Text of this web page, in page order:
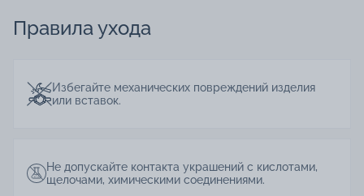
Правила ухода
Избегайте механических повреждений изделия
или вставок.
Не допускайте контакта украшений с кислотами,
щелочами, химическими соединениями.